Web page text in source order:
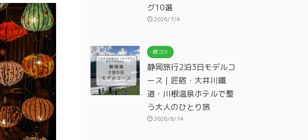
グ10選
2026/7/4
旅コツ
静岡旅行2泊3日モデルコ
ース｜匠宿・大井川鐵
道・川根温泉ホテルで整
う大人のひとり旅
2026/6/14